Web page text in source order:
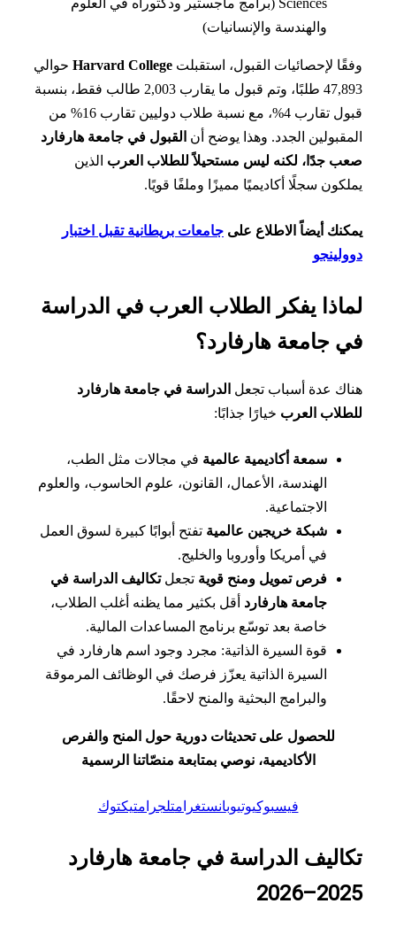
والهندسة والإنسانيات)
لإحصائيات القبول، استقبلتHarvard Collegeحوالي
47,893 طلبًا، وتم قبول ما يقارب 2,003 طالب فقط، بنسبة
قبول تقارب 4%، مع نسبة طلاب دوليين تقارب 16% من
الجدد. وهذا يوضح أنالقبول في جامعة هارفارد
جدًا، لكنه ليس مستحيلاً للطلاب العربالذين
سجلًا أكاديميًا مميزًا وملفًا قويًا.
أيضاً الاطلاع علىجامعات بريطانية تقبل اختبار
يفكر الطلاب العرب في الدراسة
جامعة هارفارد؟
عدة أسباب تجعلالدراسة في جامعة هارفارد
العربخيارًا جذابًا:
سمعة أكاديمية عالميةفي مجالات مثل الطب،
الهندسة، الأعمال، القانون، علوم الحاسوب، والعلوم
الاجتماعية.
شبكة خريجين عالميةتفتح أبوابًا كبيرة لسوق العمل
في أمريكا وأوروبا والخليج.
فرص تمويل ومنح قويةتجعلتكاليف الدراسة في
جامعة هارفارد أقل بكثير مما يظنه أغلب الطلاب،
خاصة بعد توسّع برنامج المساعدات المالية.
قوة السيرة الذاتية: مجرد وجود اسم هارفارد في
السيرة الذاتية يعزّز فرصك في الوظائف المرموقة
والبرامج البحثية والمنح لاحقًا.
للحصول على تحديثات دورية حول المنح والفرص
الأكاديمية، نوصي بمتابعة منصّاتنا الرسمية
يوتيوبانستغرامتلجرام تيكتوك
الدراسة في جامعة هارفارد